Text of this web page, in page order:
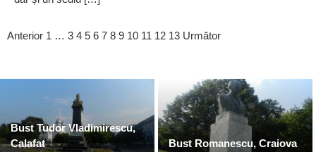
Anterior 1 … 3 4 5 6 7 8 9 10 11 12 13 Următor
Bust Tudor Vladimirescu,
Calafat
Bust Romanescu, Craiova